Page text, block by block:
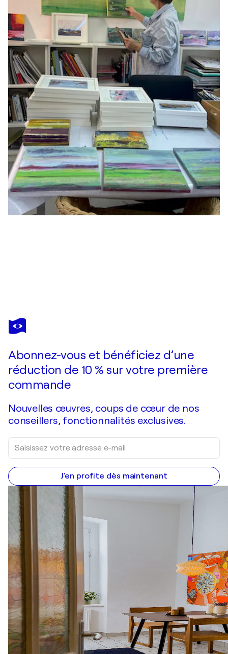
SULTANA SAVVI
Fire on the Water
Abonnez-vous et bénéficiez d’une
réduction de 10 % sur votre première
commande
Nouvelles œuvres, coups de cœur de nos
conseillers, fonctionnalités exclusives.
J'en profite dès maintenant